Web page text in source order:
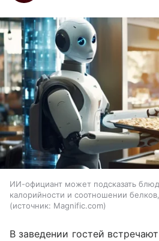
ИИ-официант может подсказать
калорийности и соотношении
источник: Magnific.com
В заведении гостей